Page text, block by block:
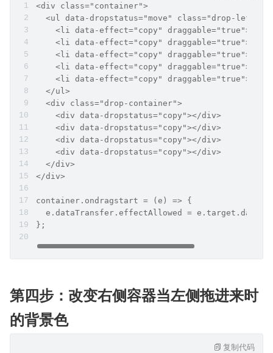
<div class="container">
  <ul data-dropstatus="move" class="drop-left">
<li data-effect="copy"
<li data-effect="copy"
<li data-effect="copy"
<li data-effect="copy"
<li data-effect="copy" draggable="true">js</
  </ul>
  <div class="drop-container">
    <div data-dropstatus="copy"></div>
    <div data-dropstatus="copy"></div>
    <div data-dropstatus="copy"></div>
    <div data-dropstatus="copy"></div>
  </div>
</div>
container.ondragstart = (e) => {
e.dataTransfer.effectAllowed =
};
第四步：改变右侧容器当左侧拖进来时
的背景色
复制代码